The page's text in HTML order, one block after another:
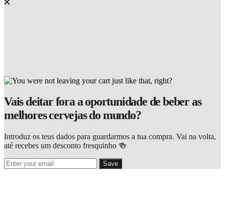
Vais deitar fora a oportunidade de beber as
melhores cervejas do mundo?
Introduz os teus dados para guardarmos a tua compra. Vai na volta,
até recebes um desconto fresquinho 🍻
Save